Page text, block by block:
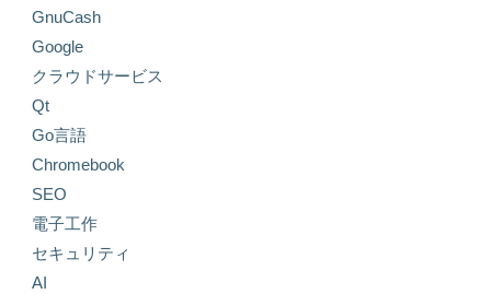
GnuCash
Google
クラウドサービス
Qt
Go言語
Chromebook
SEO
電子工作
セキュリティ
AI